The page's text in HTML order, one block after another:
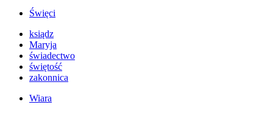
Święci
ksiądz
Maryja
świadectwo
świętość
zakonnica
Wiara